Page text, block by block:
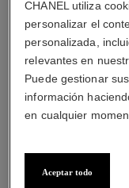
chance eau
desde
$ 239.275
Precio sin Impuestos
CHANEL utiliza
personalizar el
personalizada,
relevantes en
Puede gestionar
información
en cualquier
Aceptar todo